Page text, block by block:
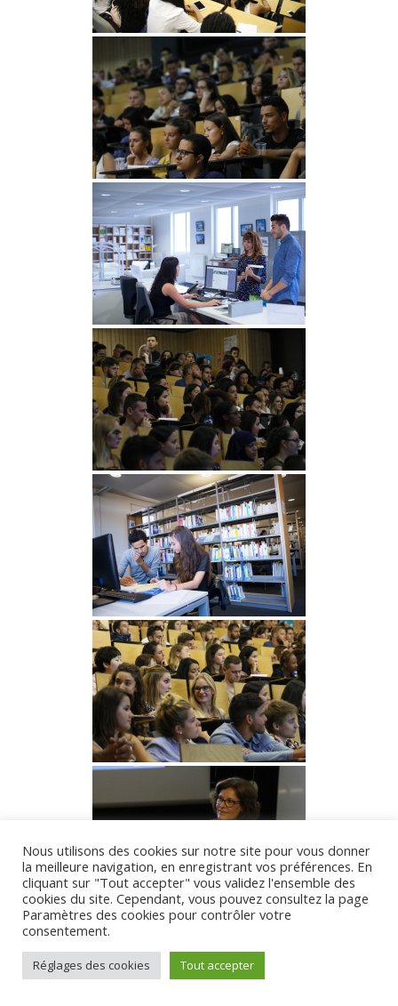
Nous utilisons des cookies sur notre site pour vous donner
la meilleure navigation, en enregistrant vos préférences. En
cliquant sur "Tout accepter" vous validez l'ensemble des
cookies du site. Cependant, vous pouvez consultez la page
Paramètres des cookies pour contrôler votre
consentement.
Réglages des cookies Tout accepter